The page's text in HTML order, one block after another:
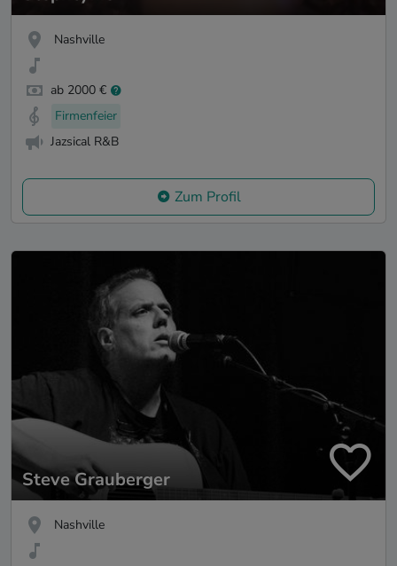
Nashville
ab 2000 €
Firmenfeier
Jazsical R&B
Zum Profil
Steve Grauberger
Nashville